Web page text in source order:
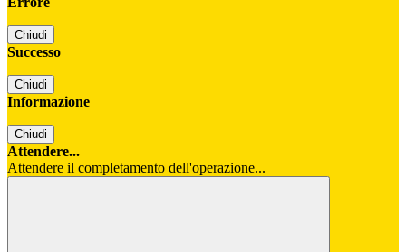
Chiudi
Successo
Chiudi
Informazione
Chiudi
Attendere...
Attendere il completamento dell'operazione...